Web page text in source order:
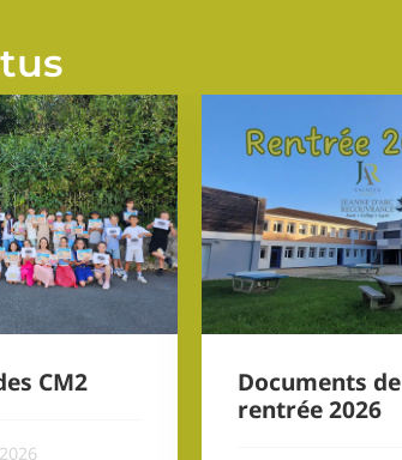
CM2
Documents de
rentrée 2026